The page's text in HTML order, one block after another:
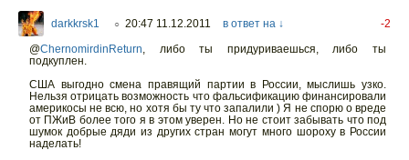
darkkrsk1 ○ 20:47 11.12.2011 в ответ на ↓
-2
@ChernomirdinReturn, либо ты придуриваешься, либо ты
подкуплен.
США выгодно смена правящий партии в России, мыслишь узко.
Нельзя отрицать возможность что фальсификацию финансировали
америкосы не всю, но хотя бы ту что запалили ) Я не спорю о вреде
от ПЖиВ более того я в этом уверен. Но не стоит забывать что под
шумок добрые дяди из других стран могут много шороху в России
наделать!